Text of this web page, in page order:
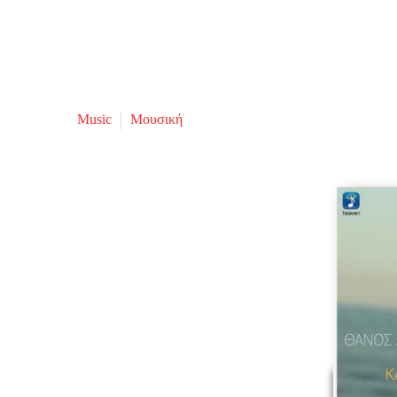
Music Μουσική